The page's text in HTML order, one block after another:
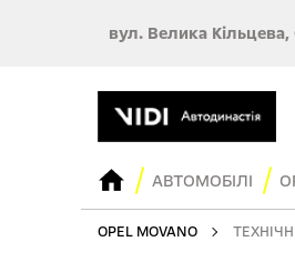
вул. Велика
АВТОМОБІЛІ
OPEL MOVANO